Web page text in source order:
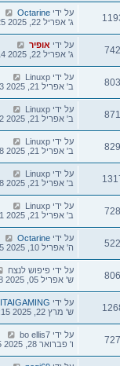
על ידי Octarine
ג' אפריל 22, 2025 9:25 pm
על ידי אופיר
ג' אפריל 22, 2025 6:14 pm
על ידי Linuxp
ב' אפריל 21, 2025 11:13 pm
על ידי Linuxp
ב' אפריל 21, 2025 11:12 pm
על ידי Linuxp
ב' אפריל 21, 2025 10:48 pm
על ידי Linuxp
ב' אפריל 21, 2025 10:18 pm
על ידי Linuxp
ב' אפריל 21, 2025 10:11 pm
על ידי Octarine
ה' אפריל 10, 2025 7:15 pm
על ידי פיפוש לנצח
ש' אפריל 05, 2025 2:18 am
על ידי ITAIGAMING
ש' מרץ 22, 2025 11:15 pm
על ידי bo ellis7
ו' פברואר 28, 2025 9:25 pm